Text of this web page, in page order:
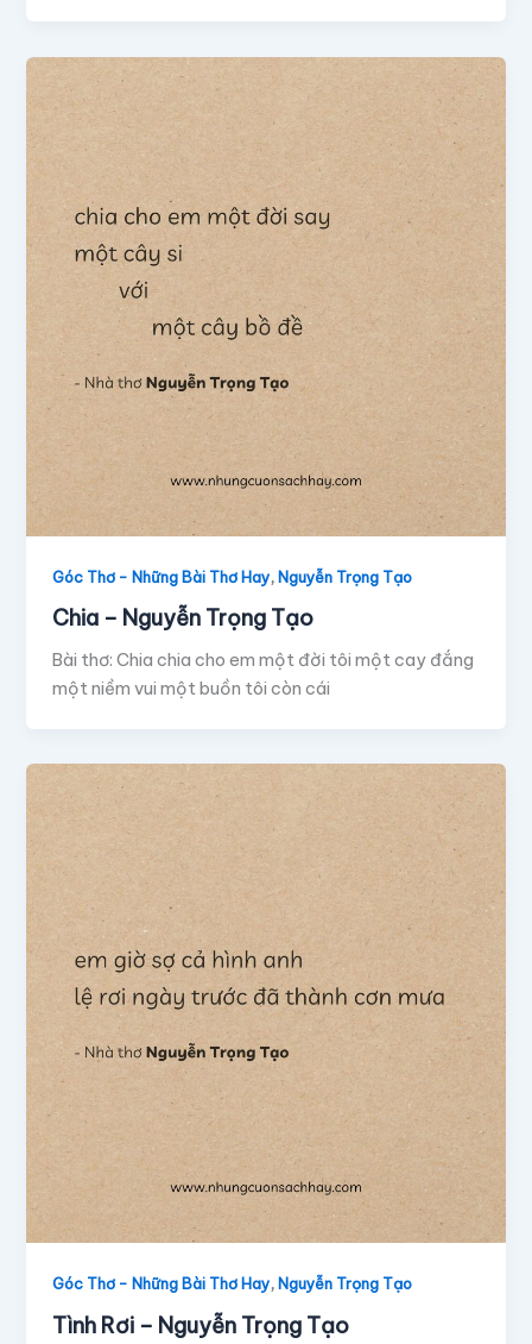
Góc Thơ - Những Bài Thơ Hay,Nguyễn Trọng Tạo
Chia – Nguyễn Trọng Tạo
Bài thơ: Chia chia cho em một đời tôi một cay đắng
một niềm vui một buồn tôi còn cái
Góc Thơ - Những Bài Thơ Hay,Nguyễn Trọng Tạo
Tình Rơi – Nguyễn Trọng Tạo